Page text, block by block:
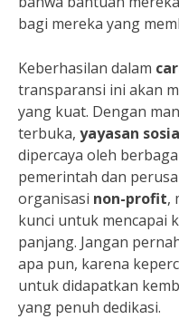
bagi mereka yang
Keberhasilan dalam
transparansi ini akan
yang kuat. Dengan
terbuka, yayasan
dipercaya oleh
pemerintah dan
organisasi non-profit,
kunci untuk mencapai
panjang. Jangan
apa pun, karena
untuk didapatkan
yang penuh dedikasi.